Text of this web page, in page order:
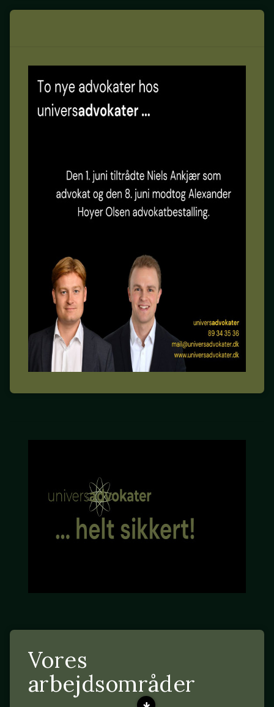
Vores
arbejdsområder